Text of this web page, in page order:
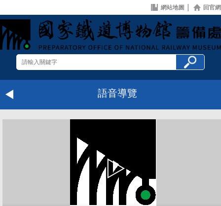
網站地圖 回官網
語音導覽